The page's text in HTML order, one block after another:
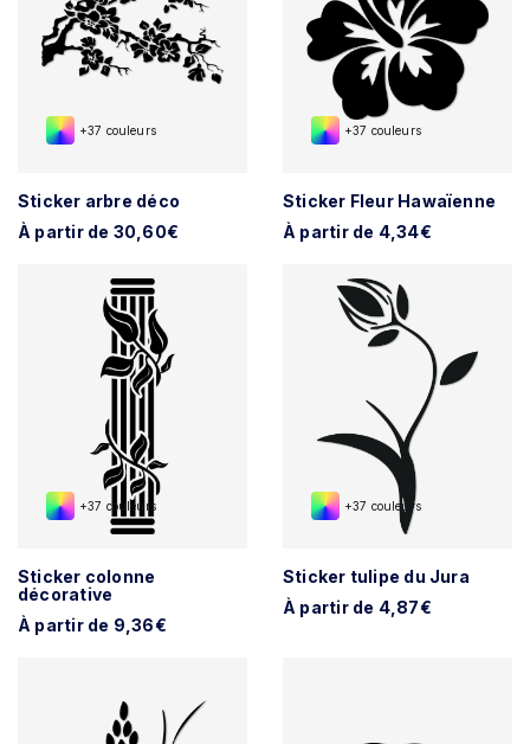
+37 couleurs
Sticker arbre déco
À partir de 30,60€
+37 couleurs
Sticker Fleur Hawaïenne
À partir de 4,34€
+37 couleurs
Sticker colonne
décorative
À partir de 9,36€
+37 couleurs
Sticker tulipe du Jura
À partir de 4,87€